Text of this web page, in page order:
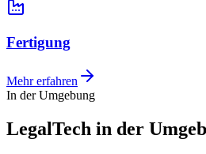
Fertigung
Mehr erfahren
In der Umgebung
LegalTech in der